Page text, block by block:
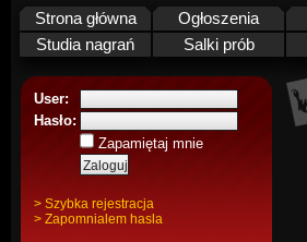
Strona główna Ogłoszenia
Studia nagrań
Salki prób
User:
Hasło:
Zapamiętaj mnie
> Szybka rejestracja
> Zapomnialem hasla